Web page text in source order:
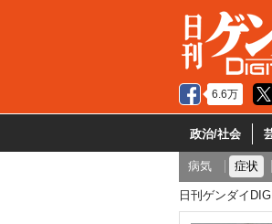
6.6万
政治/社会
病気 症状
日刊ゲンダイ